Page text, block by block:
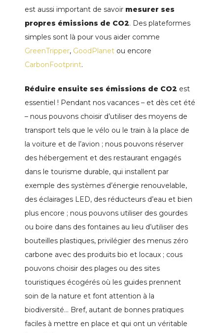
est aussi important de savoir mesurer ses
propres émissions de CO2. Des plateformes
simples sont là pour vous aider comme
GreenTripper, GoodPlanet ou encore
CarbonFootprint.
Réduire ensuite ses émissions de CO2 est
essentiel ! Pendant nos vacances – et dès cet été
– nous pouvons choisir d’utiliser des moyens de
transport tels que le vélo ou le train à la place de
la voiture et de l’avion ; nous pouvons réserver
des hébergement et des restaurant engagés
dans le tourisme durable, qui installent par
exemple des systèmes d’énergie renouvelable,
des éclairages LED, des réducteurs d’eau et bien
plus encore ; nous pouvons utiliser des gourdes
ou boire dans des fontaines au lieu d’utiliser des
bouteilles plastiques, privilégier des menus zéro
carbone avec des produits bio et locaux ; cous
pouvons choisir des plages ou des sites
touristiques écogérés où les guides prennent
soin de la nature et font attention à la
biodiversité… Bref, autant de bonnes pratiques
faciles à mettre en place et qui ont un véritable